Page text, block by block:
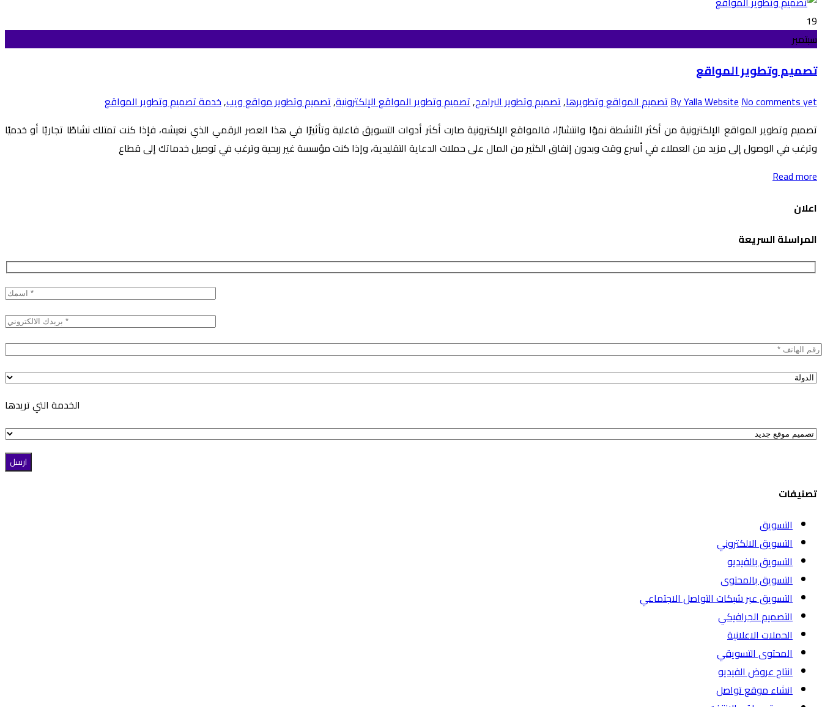
19
سبتمبر
تصميم وتطوير المواقع
By Yalla WebsiteNo comments yet تصميم المواقع وتطويرها,تصميم وتطوير البرامج,تصميم وتطوير المواقع الإلكترونية,تصميم وتطوير مواقع ويب,خدمة تصميم وتطوير المواقع
تصميم وتطوير المواقع الإلكترونية من أكثر الأنشطة نموًا وانتشارًا، فالمواقع الإلكترونية صارت أكثر أدوات التسويق فاعلية وتأثيرًا في هذا العصر الرقمي الذي نعيشه، فإذا كنت تمتلك نشاطًا تجاريًا أو خدميًا
وترغب في الوصول إلى مزيد من العملاء في أسرع وقت وبدون إنفاق الكثير من المال على حملات الدعاية التقليدية، وإذا كنت مؤسسة غير ربحية وترغب في توصيل خدماتك إلى قطاع
Read more
اعلان
المراسلة السريعة
الخدمة التي تريدها
تصنيفات
التسويق
التسويق الالكتروني
التسويق بالفيديو
التسويق بالمحتوى
التسويق عبر شبكات التواصل الاجتماعي
التصميم الجرافيكي
الحملات الاعلانية
المحتوى التسويقي
انتاج عروض الفيديو
انشاء موقع تواصل